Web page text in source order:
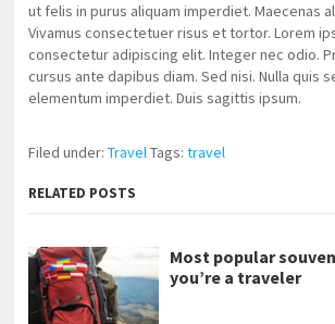
ut felis in purus aliquam imperdiet. Maecenas
Vivamus consectetuer risus et tortor. Lorem
consectetur adipiscing elit. Integer nec odio.
cursus ante dapibus diam. Sed nisi. Nulla quis
elementum imperdiet. Duis sagittis ipsum.
Filed under:TravelTags:travel
RELATED POSTS
Most popular
you’re a traveler